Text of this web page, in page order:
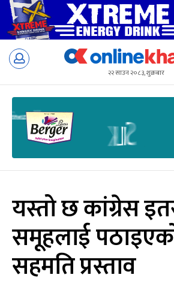
Skip
२२ साउन २०८३, शुक्रबार
यस्तो छ कांग्रेस
समूहलाई
सहमति प्रस्ताव